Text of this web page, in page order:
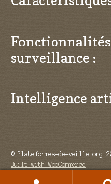
Fonctionnalités
surveillance :
Intelligence
© Plateformes-de-veille.org
Built with WooCommerce